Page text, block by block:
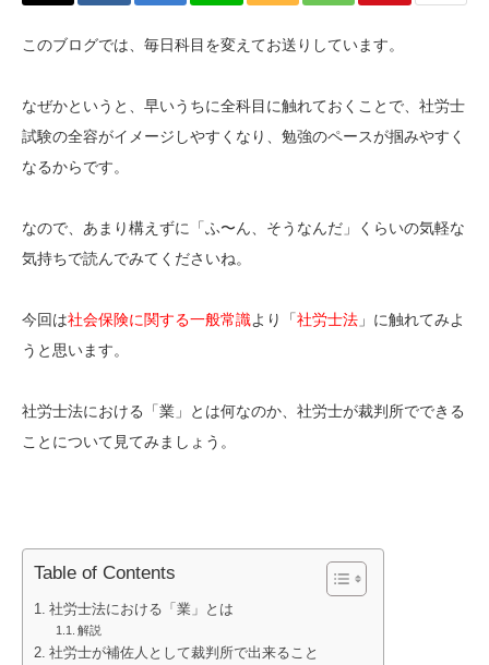
このブログでは、毎日科目を変えてお送りしています。
なぜかというと、早いうちに全科目に触れておくことで、社労士
試験の全容がイメージしやすくなり、勉強のペースが掴みやすく
なるからです。
なので、あまり構えずに「ふ〜ん、そうなんだ」くらいの気軽な
気持ちで読んでみてくださいね。
今回は社会保険に関する一般常識より「社労士法 」に触れてみよ
うと思います。
社労士法における「業」とは何なのか、社労士が裁判所でできる
ことについて見てみましょう。
Table of Contents
社労士法における「業」とは
解説
社労士が補佐人として裁判所で出来ること